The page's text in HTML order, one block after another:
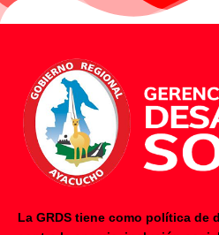
La GRDS tiene como política de